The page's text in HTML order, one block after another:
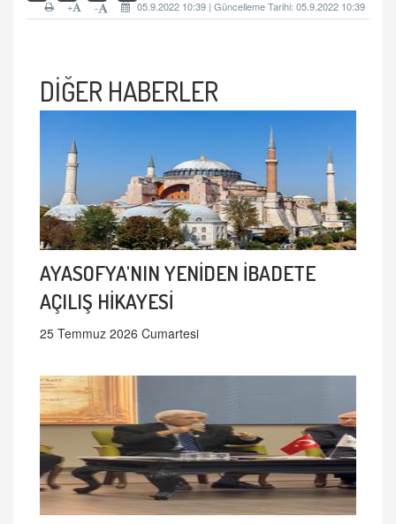
05.9.2022 10:39 | Güncelleme Tarihi: 05.9.2022 10:39
-
+
DİĞER HABERLER
AYASOFYA'NIN YENİDEN İBADETE
AÇILIŞ HİKAYESİ
25 Temmuz 2026 Cumartesi